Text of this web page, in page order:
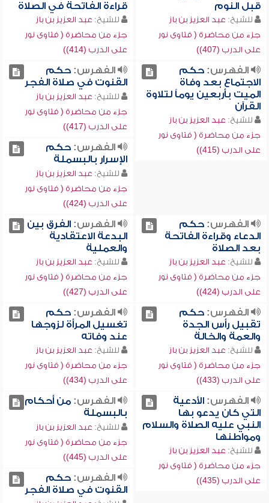
قبل النوم
للشيخ: عبد العزيز بن باز
جزء من محاضرة ( فتاوى نور
على الدرب (407))
قراءة الفاتحة في الصلاة
للشيخ: عبد العزيز بن باز
جزء من محاضرة ( فتاوى نور
على الدرب (414))
الفهرس:حكم
الاجتماع بعد وفاة
الميت بأربعين يوماً لتلاوة
القرآن
للشيخ: عبد العزيز بن باز
جزء من محاضرة ( فتاوى نور
على الدرب (415))
الفهرس:حكم
القنوت في صلاة الفجر
للشيخ: عبد العزيز بن باز
جزء من محاضرة ( فتاوى نور
على الدرب (417))
الفهرس:حكم
الإسرار بالبسملة
للشيخ: عبد العزيز بن باز
جزء من محاضرة ( فتاوى نور
على الدرب (424))
الفهرس:حكم
الدعاء وقراءة الفاتحة
بعد الصلاة
للشيخ: عبد العزيز بن باز
جزء من محاضرة ( فتاوى نور
على الدرب (424))
الفهرس:الفرق بين
البدعة الاعتقادية
والعملية
للشيخ: عبد العزيز بن باز
جزء من محاضرة ( فتاوى نور
على الدرب (427))
الفهرس:حكم
تقبيل رأس الجدة
والعمة والخالة
للشيخ: عبد العزيز بن باز
جزء من محاضرة ( فتاوى نور
على الدرب (433))
الفهرس:حكم
تغسيل المرأة لزوجها
عند وفاته
للشيخ: عبد العزيز بن باز
جزء من محاضرة ( فتاوى نور
على الدرب (434))
الفهرس:الأدعية
التي كان يدعو بها
النبي عليه الصلاة والسلام
ومواطنها
للشيخ: عبد العزيز بن باز
جزء من محاضرة ( فتاوى نور
على الدرب (435))
الفهرس:من أحكام
بالبسملة
للشيخ: عبد العزيز بن باز
جزء من محاضرة ( فتاوى نور
على الدرب (445))
الفهرس:حكم
القنوت في صلاة الفجر